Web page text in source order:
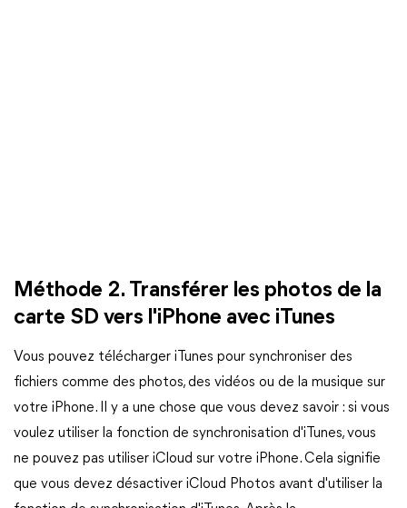
Méthode 2. Transférer les photos de la
carte SD vers l'iPhone avec iTunes
Vous pouvez télécharger iTunes pour synchroniser des
fichiers comme des photos, des vidéos ou de la musique sur
votre iPhone. Il y a une chose que vous devez savoir : si vous
voulez utiliser la fonction de synchronisation d'iTunes, vous
ne pouvez pas utiliser iCloud sur votre iPhone. Cela signifie
que vous devez désactiver iCloud Photos avant d'utiliser la